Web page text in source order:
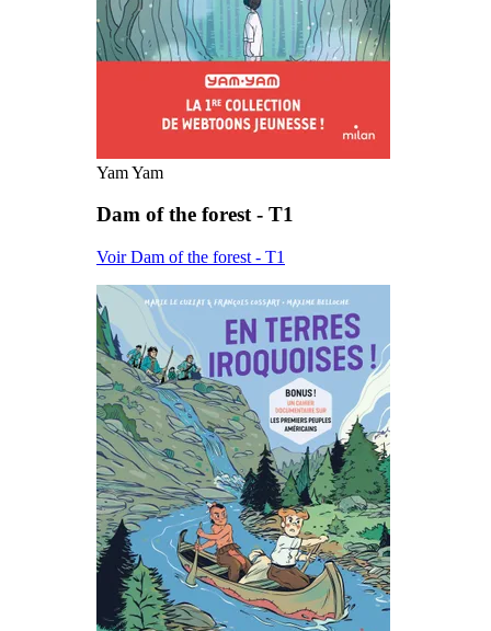
Yam Yam
Dam of the forest - T1
Voir Dam of the forest - T1